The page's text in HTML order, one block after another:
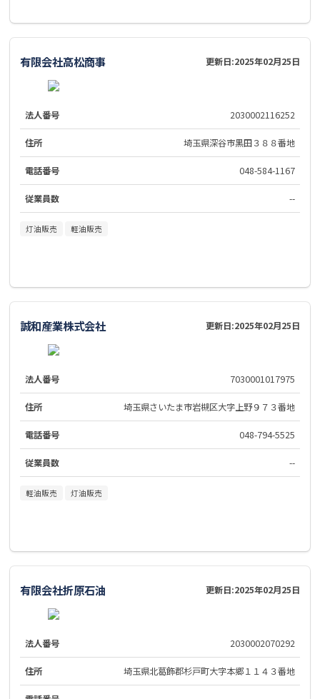
有限会社高松商事 更新日:2025年02月25日
法人番号 2030002116252
住所 埼玉県深谷市黒田３８８番地
電話番号 048-584-1167
従業員数 --
灯油販売 軽油販売
誠和産業株式会社 更新日:2025年02月25日
法人番号 7030001017975
住所 埼玉県さいたま市岩槻区大字上野９７３番地
電話番号 048-794-5525
従業員数 --
軽油販売 灯油販売
有限会社折原石油 更新日:2025年02月25日
法人番号 2030002070292
住所 埼玉県北葛飾郡杉戸町大字本郷１１４３番地